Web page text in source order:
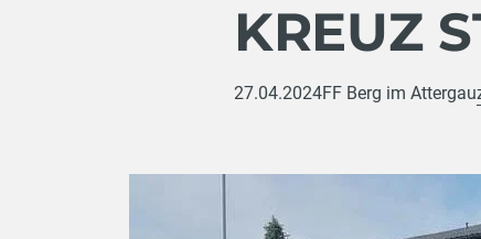
KREUZ
27.04.2024FF Berg im Attergau